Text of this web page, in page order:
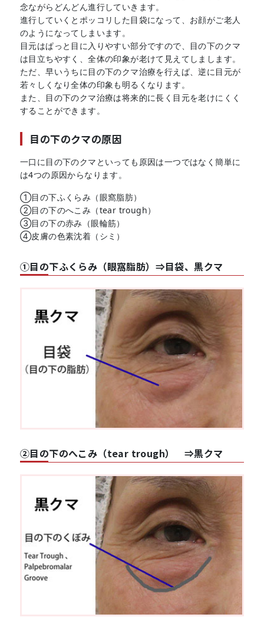
念ながらどんどん進行していきます。
進行していくとポッコリした目袋になって、お顔がご老人
のようになってしまいます。
目元はぱっと目に入りやすい部分ですので、目の下のクマ
は目立ちやすく、全体の印象が老けて見えてしまします。
ただ、早いうちに目の下のクマ治療を行えば、逆に目元が
若々しくなり全体の印象も明るくなります。
また、目の下のクマ治療は将来的に長く目元を老けにくく
することができます。
目の下のクマの原因
一口に目の下のクマといっても原因は一つではなく簡単に
は4つの原因からなります。
①目の下ふくらみ（眼窩脂肪）
②目の下のへこみ（tear trough）
③目の下の赤み（眼輪筋）
④皮膚の色素沈着（シミ）
①目の下ふくらみ（眼窩脂肪）⇒目袋、黒クマ
②目の下のへこみ（tear trough） ⇒黒クマ